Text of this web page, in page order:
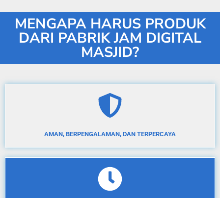
MENGAPA HARUS PRODUK
DARI PABRIK JAM DIGITAL
MASJID?
AMAN, BERPENGALAMAN, DAN TERPERCAYA